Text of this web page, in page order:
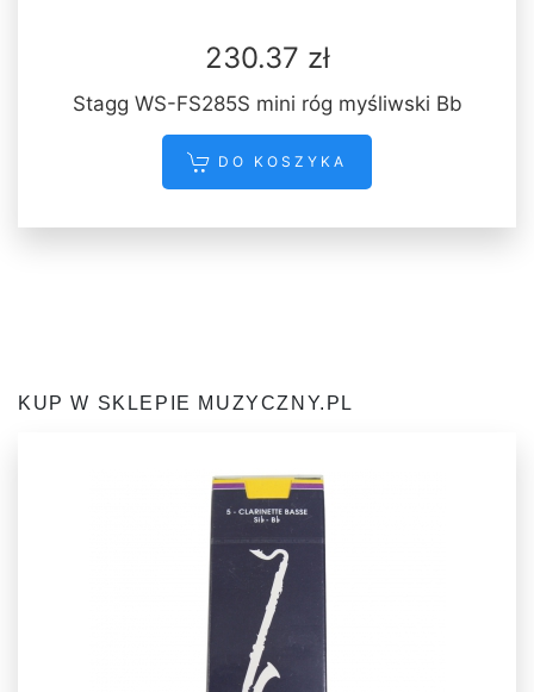
230.37 zł
Stagg WS-FS285S mini róg myśliwski Bb
DO KOSZYKA
KUP W SKLEPIE MUZYCZNY.PL